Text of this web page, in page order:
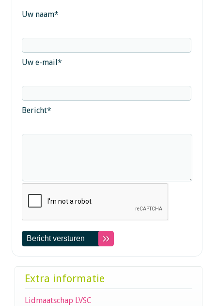
Uw naam*
Uw e-mail*
Bericht*
Extra informatie
Lidmaatschap LVSC